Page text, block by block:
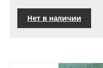
Нет в наличии